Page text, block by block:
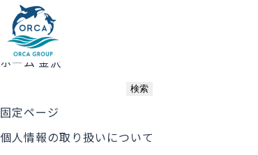
ブログ
blog
ホーム 金沢
固定ページ
個人情報の取り扱いについて